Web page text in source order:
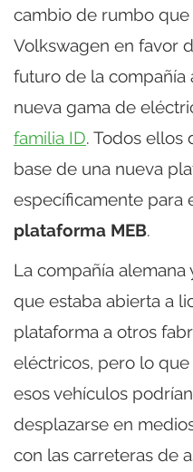
cambio de rumbo
Volkswagen en favor
futuro de la compañía
nueva gama de
familia ID. Todos ellos
base de una nueva
específicamente para
plataforma MEB.
La compañía
que estaba abierta a
plataforma a otros
eléctricos, pero lo
esos vehículos
desplazarse en
con las carreteras de